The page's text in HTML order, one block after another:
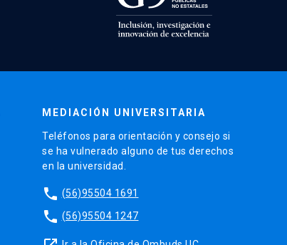
MEDIACIÓN UNIVERSITARIA
Teléfonos para orientación y consejo si
se ha vulnerado alguno de tus derechos
en la universidad.
phone (56)95504 1691
phone (56)95504 1247